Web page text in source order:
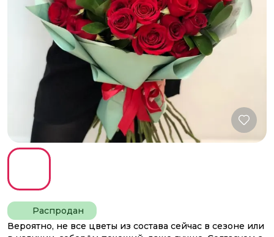
Распродан
Вероятно, не все цветы из состава сейчас в сезоне или